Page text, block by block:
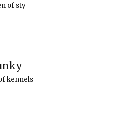
of sty
kennels